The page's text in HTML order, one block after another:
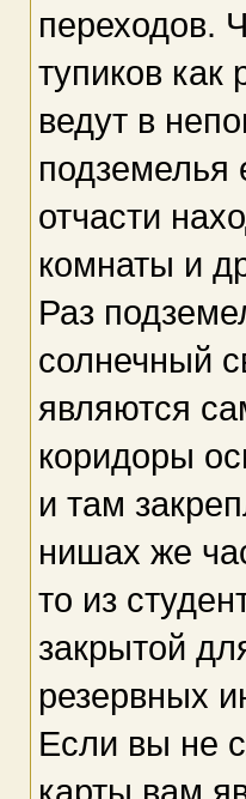
переходов.
тупиков как
ведут в
подземелья
отчасти
комнаты и
Раз
солнечный
являются
коридоры
и там
нишах же
то из
закрытой
резервных
Если вы не
карты вам